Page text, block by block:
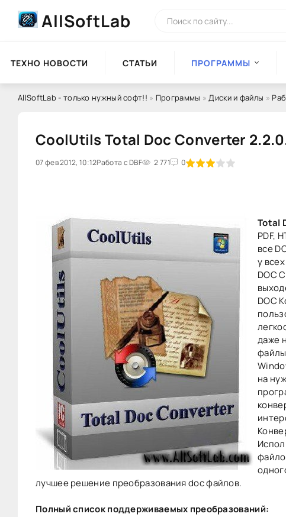
AllSoftLab
ТЕХНО НОВОСТИ СТАТЬИ ПРОГРАММЫ
AllSoftLab - только нужный софт!! » Программы »Диски и файлы »
CoolUtils Total Doc Converter
07 фев 2012, 10:12Работа с DBF 2 771 0
60 1 2 3 4 5
Total
PDF,
все
у
DOC
DOC
даже
на
лучшее решение преобразования doc файлов.
Полный список поддерживаемых преобразований: